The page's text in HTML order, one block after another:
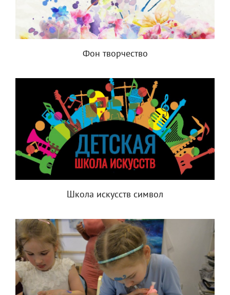
Фон творчество
Школа искусств символ